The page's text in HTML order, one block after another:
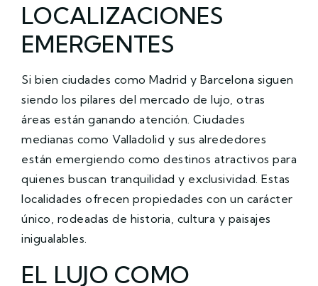
LOCALIZACIONES
EMERGENTES
Si bien ciudades como Madrid y Barcelona siguen
siendo los pilares del mercado de lujo, otras
áreas están ganando atención. Ciudades
medianas como Valladolid y sus alrededores
están emergiendo como destinos atractivos para
quienes buscan tranquilidad y exclusividad. Estas
localidades ofrecen propiedades con un carácter
único, rodeadas de historia, cultura y paisajes
inigualables.
EL LUJO COMO